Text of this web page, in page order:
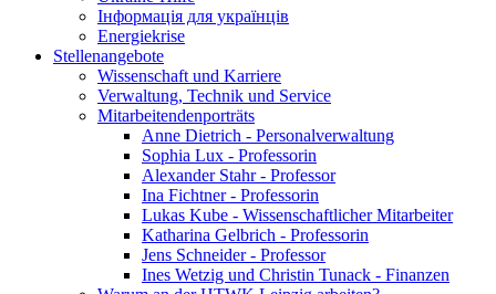
Інформація для українців
Energiekrise
Stellenangebote
Wissenschaft und Karriere
Verwaltung, Technik und Service
Mitarbeitendenporträts
Anne Dietrich - Personalverwaltung
Sophia Lux - Professorin
Alexander Stahr - Professor
Ina Fichtner - Professorin
Lukas Kube - Wissenschaftlicher Mitarbeiter
Katharina Gelbrich - Professorin
Jens Schneider - Professor
Ines Wetzig und Christin Tunack - Finanzen